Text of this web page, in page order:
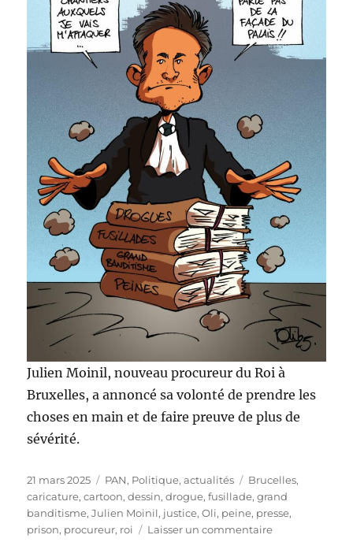
Julien Moinil, nouveau procureur du Roi à
Bruxelles, a annoncé sa volonté de prendre les
choses en main et de faire preuve de plus de
sévérité.
Publié
le
21 mars 2025 Catégories
PAN, Politique, actualités Étiquettes
Brucelles,
caricature,cartoon,dessin,drogue,fusillade,grand
banditisme,Julien Moinil, justice,Oli, peine, presse,
prison, procureur, roi Laisser un commentairesur